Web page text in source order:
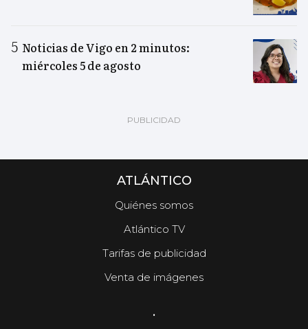
Noticias de Vigo en 2 minutos:
miércoles 5 de agosto
ATLÁNTICO
Quiénes somos
Atlántico TV
Tarifas de publicidad
Venta de imágenes
.